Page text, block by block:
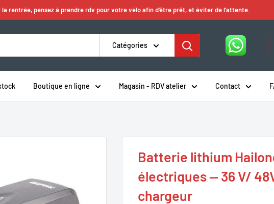
la rentrée, pensez à prendre rdv pour votre vélo afin d'être prêt, et éviter de l'attente.
Catégories
Boutique en ligne Magasin - RDV atelier Contact
Batterie lithium
électriques — 36 V/
chargeur